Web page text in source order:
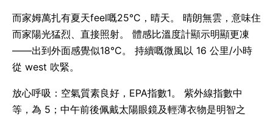
而家姆萬扎有夏天feel嘅25°C，晴天。 晴朗無雲，意味住
而家陽光猛烈、直接照射。 體感比溫度計顯示明顯更凍
——出到外面感覺似18°C。 持續嘅微風以 16 公里/小時
從 west 吹緊。
放心呼吸：空氣質素良好，EPA指數1。 紫外線指數中
等，為 5；中午前後佩戴太陽眼鏡及輕薄衣物是明智之